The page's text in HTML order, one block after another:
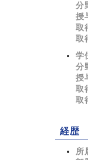
分
授
取
取
学
分
授
取
取
経歴
所